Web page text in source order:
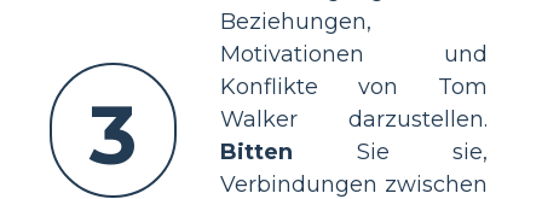
3
Beziehungen,
Motivationen und
Konflikte von Tom
Walker darzustellen.
Bitten Sie sie,
Verbindungen zwischen